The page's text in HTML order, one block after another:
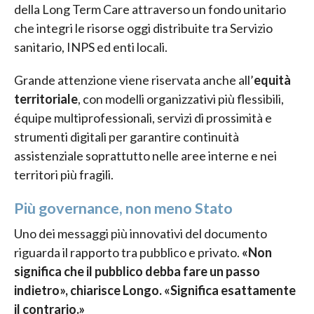
della Long Term Care attraverso un fondo unitario
che integri le risorse oggi distribuite tra Servizio
sanitario, INPS ed enti locali.
Grande attenzione viene riservata anche all’equità
territoriale, con modelli organizzativi più flessibili,
équipe multiprofessionali, servizi di prossimità e
strumenti digitali per garantire continuità
assistenziale soprattutto nelle aree interne e nei
territori più fragili.
Più governance, non meno Stato
Uno dei messaggi più innovativi del documento
riguarda il rapporto tra pubblico e privato. «Non
significa che il pubblico debba fare un passo
indietro», chiarisce Longo. «Significa esattamente
il contrario.»